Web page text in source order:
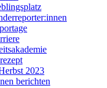
2023
berichten